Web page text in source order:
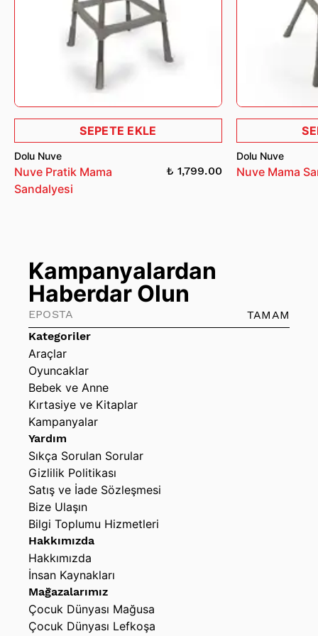
SEPETE EKLE
Dolu Nuve
Nuve Pratik Mama
Sandalyesi
₺ 1,799.00
Dolu Nuve
Nuve Mama
Kategoriler
Araçlar
Oyuncaklar
Bebek ve Anne
Kırtasiye ve Kitaplar
Kampanyalar
Yardım
Sıkça Sorulan Sorular
Gizlilik Politikası
Satış ve İade Sözleşmesi
Bize Ulaşın
Bilgi Toplumu Hizmetleri
Hakkımızda
Hakkımızda
İnsan Kaynakları
Mağazalarımız
Çocuk Dünyası Mağusa
Çocuk Dünyası Lefkoşa
Kampanyalardan
Haberdar Olun
TAMAM